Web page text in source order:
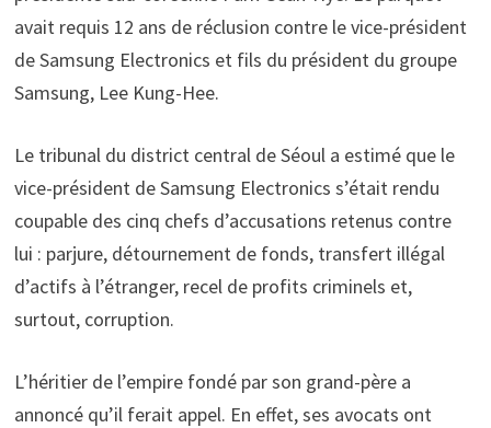
avait requis 12 ans de réclusion contre le vice-président
de Samsung Electronics et fils du président du groupe
Samsung, Lee Kung-Hee.
Le tribunal du district central de Séoul a estimé que le
vice-président de Samsung Electronics s’était rendu
coupable des cinq chefs d’accusations retenus contre
lui : parjure, détournement de fonds, transfert illégal
d’actifs à l’étranger, recel de profits criminels et,
surtout, corruption.
L’héritier de l’empire fondé par son grand-père a
annoncé qu’il ferait appel. En effet, ses avocats ont